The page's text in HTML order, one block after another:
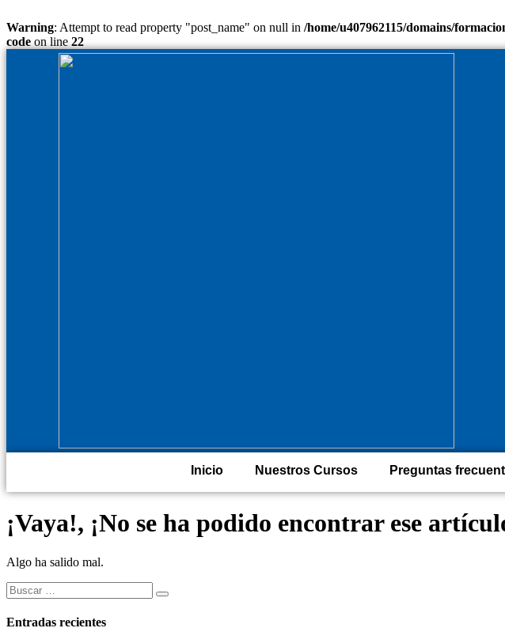
Warning: Attempt to read property "post_name" on null in /home/u407962115/domains/
code on line 22
Inicio Nuestros Cursos Preguntas
¡Vaya!, ¡No se ha podido encontrar ese
Algo ha salido mal.
Entradas recientes